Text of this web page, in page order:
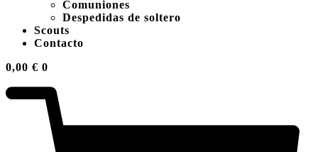
Comuniones
Despedidas de soltero
Scouts
Contacto
0,00 € 0